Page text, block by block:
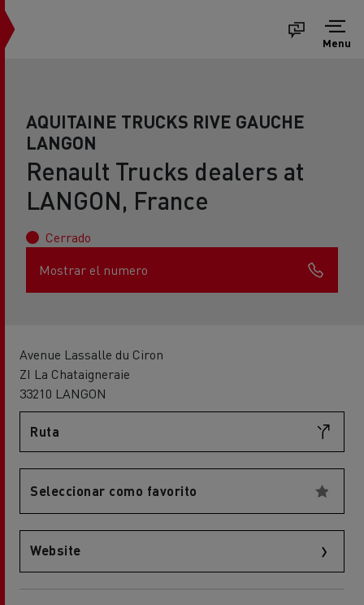
Menu
AQUITAINE TRUCKS RIVE GAUCHE
LANGON
Renault Trucks dealers at
LANGON, France
Cerrado
Mostrar el numero
Avenue Lassalle du Ciron
ZI La Chataigneraie
33210 LANGON
Ruta
Seleccionar como favorito
Website